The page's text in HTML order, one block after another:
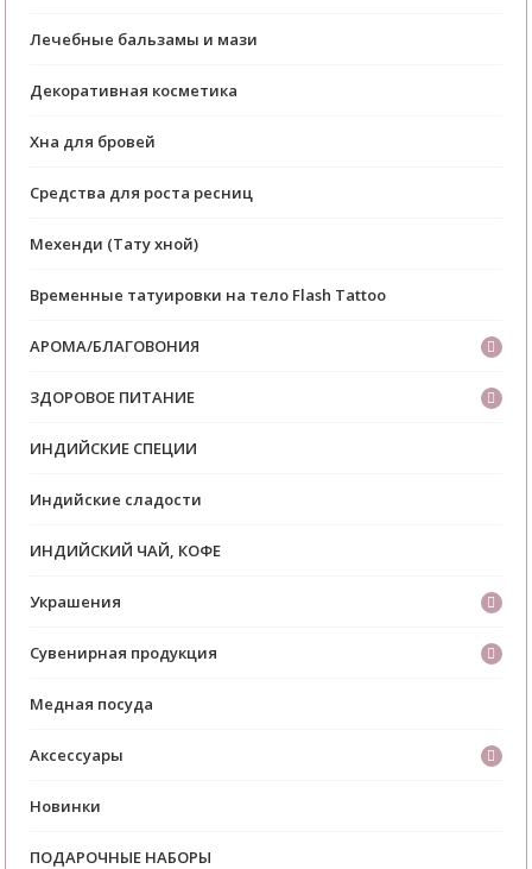
Лечебные бальзамы и мази
Декоративная косметика
Хна для бровей
Средства для роста ресниц
Мехенди (Тату хной)
Временные татуировки на тело Flash Tattoo
АРОМА/БЛАГОВОНИЯ
ЗДОРОВОЕ ПИТАНИЕ
ИНДИЙСКИЕ СПЕЦИИ
Индийские сладости
ИНДИЙСКИЙ ЧАЙ, КОФЕ
Украшения
Сувенирная продукция
Медная посуда
Аксессуары
Новинки
ПОДАРОЧНЫЕ НАБОРЫ